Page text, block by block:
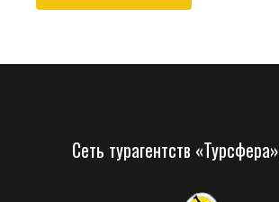
Сеть турагентств «Турсфера»